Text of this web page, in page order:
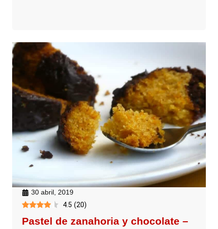
30 abril, 2019
4.5 (20)
Pastel de zanahoria y chocolate –